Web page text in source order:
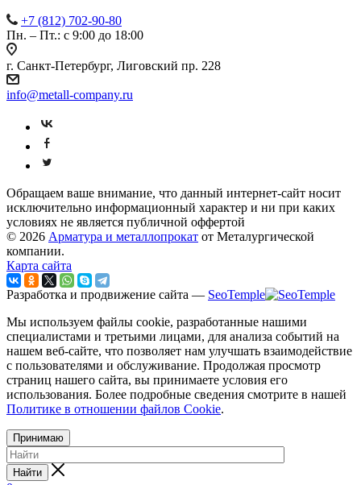
+7 (812) 702-90-80
Пн. – Пт.: с 9:00 до 18:00
г. Санкт-Петербург, Лиговский пр. 228
info@metall-company.ru
Обращаем ваше внимание, что данный интернет-сайт носит
исключительно информационный характер и ни при каких
условиях не является публичной оффертой
© 2026 Арматура и металлопрокат от Металургической
компании.
Карта сайта
Разработка и продвижение сайта — SeoTemple
Мы используем файлы cookie, разработанные нашими
специалистами и третьими лицами, для анализа событий на
нашем веб-сайте, что позволяет нам улучшать взаимодействие
с пользователями и обслуживание. Продолжая просмотр
страниц нашего сайта, вы принимаете условия его
использования. Более подробные сведения смотрите в нашей
Политике в отношении файлов Cookie.
Принимаю
Найти